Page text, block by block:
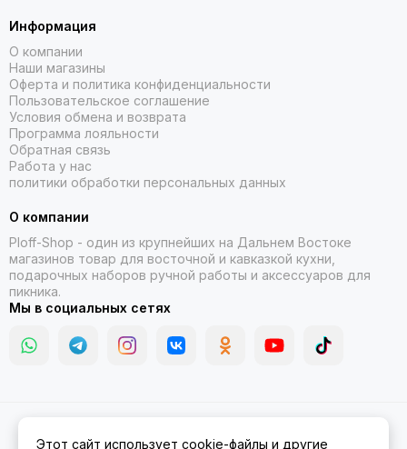
Информация
О компании
Наши магазины
Оферта и политика конфиденциальности
Пользовательское соглашение
Условия обмена и возврата
Программа лояльности
Обратная связь
Работа у нас
политики обработки персональных данных
О компании
Ploff-Shop - один из крупнейших на Дальнем Востоке
магазинов товар для восточной и кавказкой кухни,
подарочных наборов ручной работы и аксессуаров для
пикника.
Мы в социальных сетях
Амуре.Карта сайта
Этот сайт использует cookie-файлы и другие